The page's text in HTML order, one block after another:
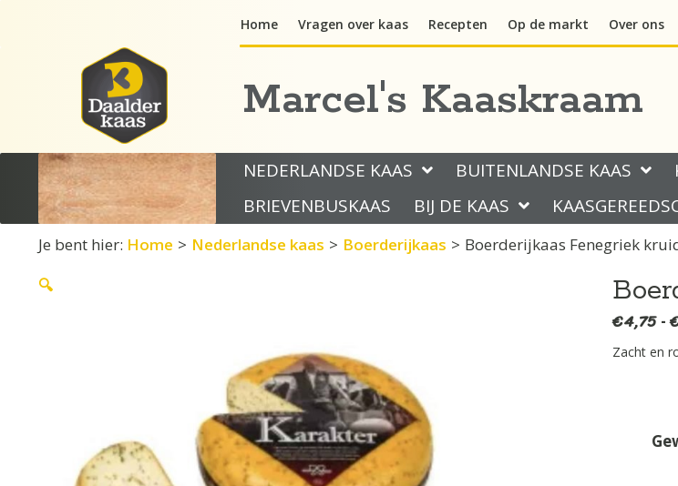
Home Vragen over kaas Recepten Op de markt Over ons
Marcel's Kaaskraam
NEDERLANDSE KAAS BUITENLANDSE KAAS
BRIEVENBUSKAAS
BIJ DE KAAS
Je bent hier: Home > Nederlandse kaas > Boerderijkaas > Boerderijkaas Fenegriek
🔍
€4,75 -
Zacht en